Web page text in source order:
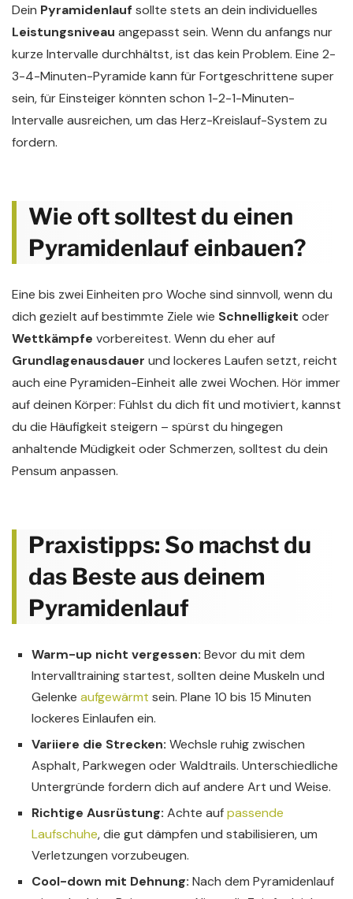
Dein Pyramidenlauf sollte stets an dein individuelles
Leistungsniveau angepasst sein. Wenn du anfangs nur
kurze Intervalle durchhältst, ist das kein Problem. Eine 2-
3-4-Minuten-Pyramide kann für Fortgeschrittene super
sein, für Einsteiger könnten schon 1-2-1-Minuten-
Intervalle ausreichen, um das Herz-Kreislauf-System zu
fordern.
Wie oft solltest du einen
Pyramidenlauf einbauen?
Eine bis zwei Einheiten pro Woche sind sinnvoll, wenn du
dich gezielt auf bestimmte Ziele wie Schnelligkeit oder
Wettkämpfe vorbereitest. Wenn du eher auf
Grundlagenausdauer und lockeres Laufen setzt, reicht
auch eine Pyramiden-Einheit alle zwei Wochen. Hör immer
auf deinen Körper: Fühlst du dich fit und motiviert, kannst
du die Häufigkeit steigern – spürst du hingegen
anhaltende Müdigkeit oder Schmerzen, solltest du dein
Pensum anpassen.
Praxistipps: So machst du
das Beste aus deinem
Pyramidenlauf
Warm-up nicht vergessen: Bevor du mit dem
Intervalltraining startest, sollten deine Muskeln und
Gelenke aufgewärmt sein. Plane 10 bis 15 Minuten
lockeres Einlaufen ein.
Variiere die Strecken: Wechsle ruhig zwischen
Asphalt, Parkwegen oder Waldtrails. Unterschiedliche
Untergründe fordern dich auf andere Art und Weise.
Richtige Ausrüstung: Achte aufpassende
Laufschuhe, die gut dämpfen und stabilisieren, um
Verletzungen vorzubeugen.
Cool-down mit Dehnung: Nach dem Pyramidenlauf